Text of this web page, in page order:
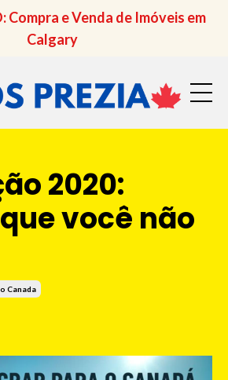
Compra e Venda de Imóveis em
Calgary
2020:
você não
Canada